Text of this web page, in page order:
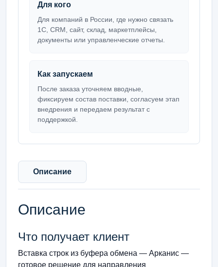
Для кого
Для компаний в России, где нужно связать
1С, CRM, сайт, склад, маркетплейсы,
документы или управленческие отчеты.
Как запускаем
После заказа уточняем вводные,
фиксируем состав поставки, согласуем этап
внедрения и передаем результат с
поддержкой.
Описание
Описание
Что получает клиент
Вставка строк из буфера обмена — Арканис —
готовое решение для направления